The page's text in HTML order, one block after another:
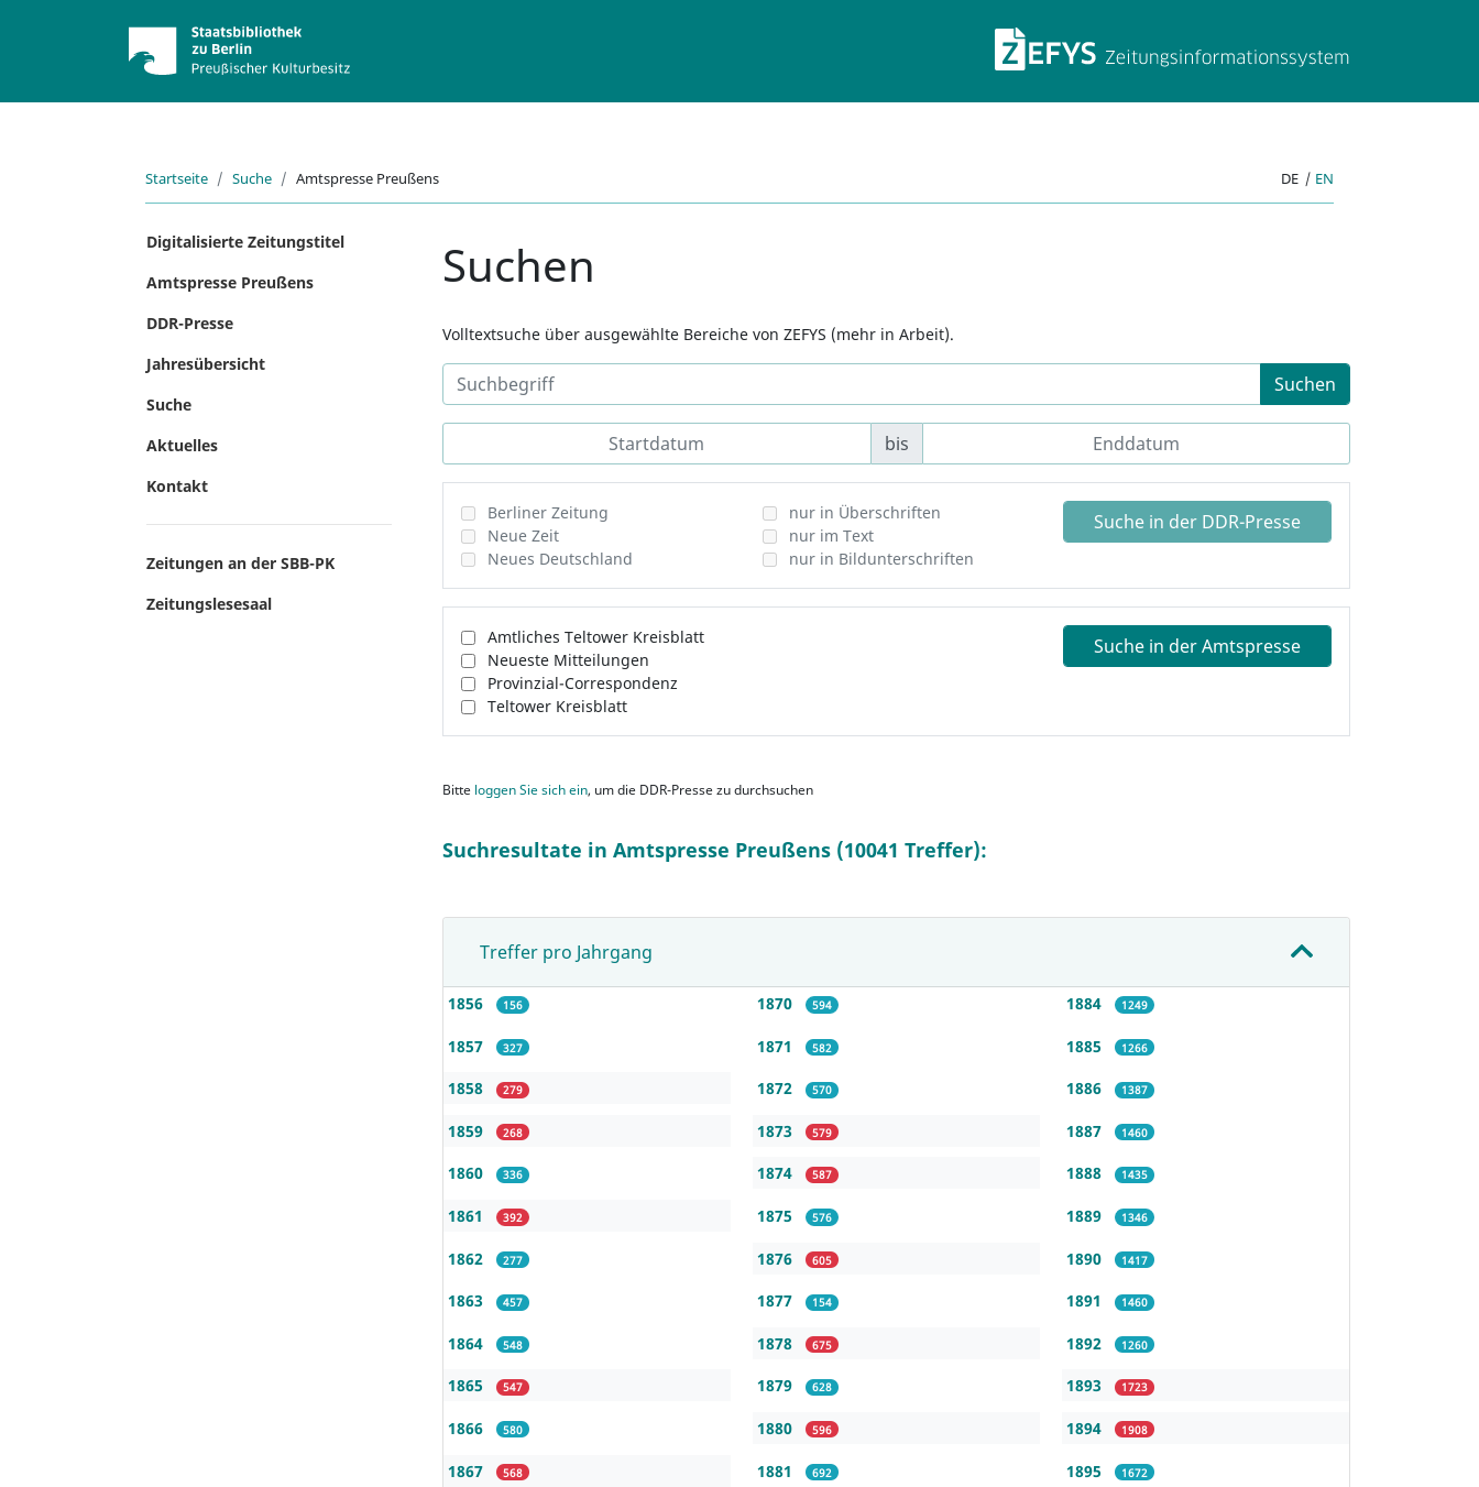
ZEFYS
Startseite Suche Amtspresse Preußens DE | EN
Digitalisierte Zeitungstitel
Amtspresse Preußens
DDR-Presse
Jahresübersicht
Suche
Aktuelles
Kontakt
Zeitungen an der SBB-PK
Zeitungslesesaal
Suchen
Volltextsuche über ausgewählte Bereiche von ZEFYS (mehr in Arbeit).
Suchen
bis
Berliner Zeitung
Neue Zeit
Neues Deutschland
nur in Überschriften
nur im Text
nur in Bildunterschriften
Suche in der DDR-Presse
Amtliches Teltower Kreisblatt
Neueste Mitteilungen
Provinzial-Correspondenz
Teltower Kreisblatt
Suche in der Amtspresse
Bitte loggen Sie sich ein, um die DDR-Presse zu durchsuchen
Suchresultate in Amtspresse Preußens (10041 Treffer):
Treffer pro Jahrgang
1856 156
1857 327
1858 279
1859 268
1860 336
1861 392
1862 277
1863 457
1864 548
1865 547
1866 580
1867 568
1870 594
1871 582
1872 570
1873 579
1874 587
1875 576
1876 605
1877 154
1878 675
1879 628
1880 596
1881 692
1884 1249
1885 1266
1886 1387
1887 1460
1888 1435
1889 1346
1890 1417
1891 1460
1892 1260
1893 1723
1894 1908
1895 1672